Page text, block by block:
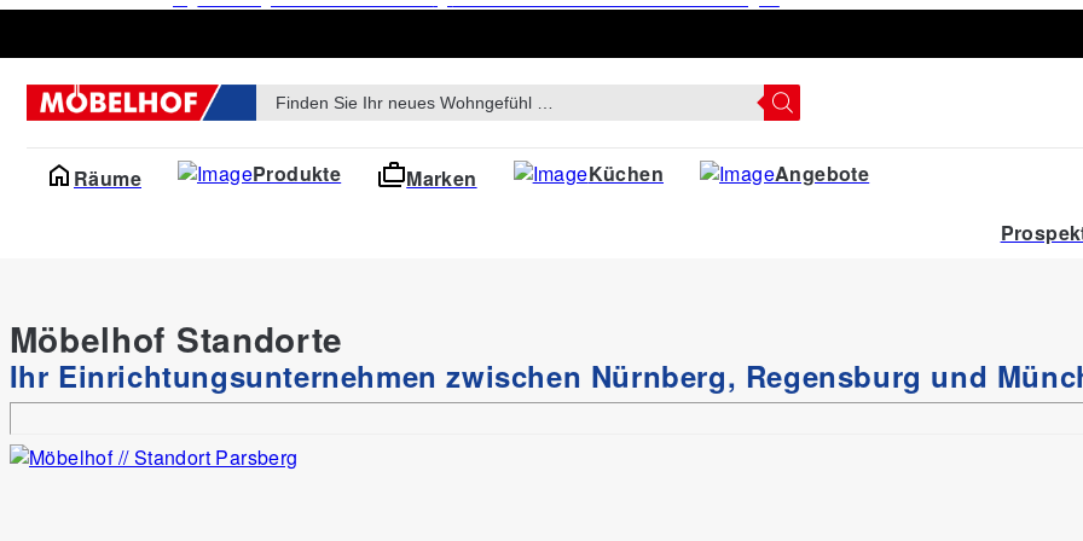
Products
search
Räume Produkte Marken Küchen Angebote
Möbelhof Standorte
Ihr Einrichtungsunternehmen zwischen Nürnberg, Regensburg und